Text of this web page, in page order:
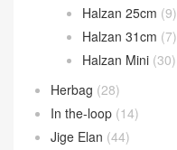
Halzan 25cm (9)
Halzan 31cm (7)
Halzan Mini (30)
Herbag (28)
In the-loop (14)
Jige Elan (44)